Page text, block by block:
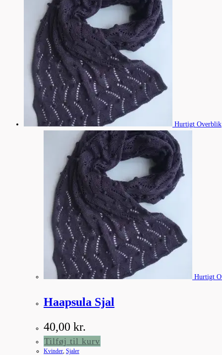
Hurtigt Overblik
Hurtigt
Haapsula Sjal
40,00 kr.
Tilføj til kurv
Kvinder Sjaler